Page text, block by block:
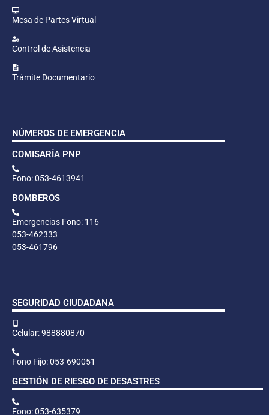
Mesa de Partes Virtual
Control de Asistencia
Trámite Documentario
NÚMEROS DE EMERGENCIA
COMISARÍA PNP
Fono: 053-4613941
BOMBEROS
Emergencias Fono: 116
053-462333
053-461796
SEGURIDAD CIUDADANA
Celular: 988880870
Fono Fijo: 053-690051
GESTIÓN DE RIESGO DE DESASTRES
Fono: 053-635379